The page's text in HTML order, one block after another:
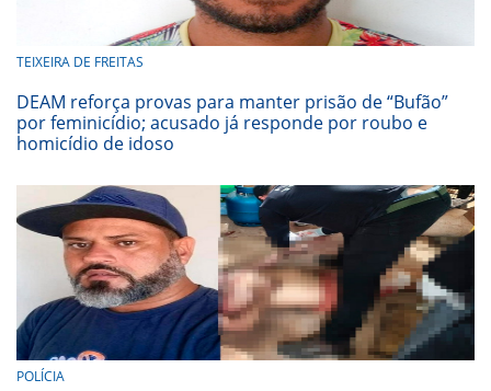
TEIXEIRA DE FREITAS
DEAM reforça provas para manter prisão de “Bufão”
por feminicídio; acusado já responde por roubo e
homicídio de idoso
POLÍCIA